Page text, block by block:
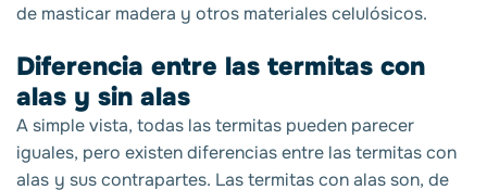
de masticar madera y otros materiales celulósicos.
Diferencia entre las termitas con
alas y sin alas
A simple vista, todas las termitas pueden parecer
iguales, pero existen diferencias entre las termitas con
alas y sus contrapartes. Las termitas con alas son, de